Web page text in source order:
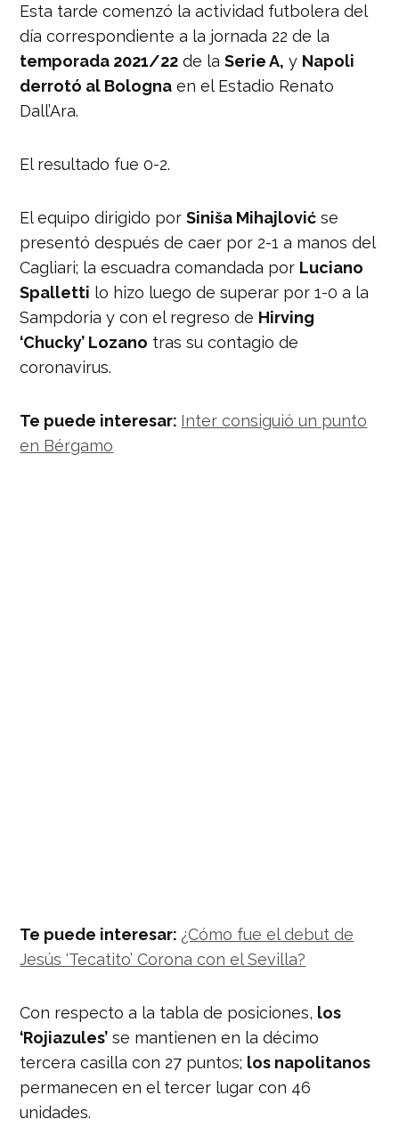
Esta tarde comenzó la actividad futbolera del
día correspondiente a la jornada 22 de la
temporada 2021/22 de laSerie A, y Napoli
derrotó al Bologna en el Estadio Renato
Dall’Ara.
El resultado fue 0-2.
El equipo dirigido porSiniša Mihajlović se
presentó después de caer por 2-1 a manos del
Cagliari; la escuadra comandada por Luciano
Spalletti lo hizo luego de superar por 1-0 a la
Sampdoria y con el regreso de Hirving
‘Chucky’ Lozano tras su contagio de
coronavirus.
Te puede interesar: Inter consiguió un punto
en Bérgamo
Te puede interesar: ¿Cómo fue el debut de
Jesús ‘Tecatito’ Corona con el Sevilla?
Con respecto a la tabla de posiciones, los
‘Rojiazules’ se mantienen en la décimo
tercera casilla con 27 puntos; los napolitanos
permanecen en el tercer lugar con 46
unidades.